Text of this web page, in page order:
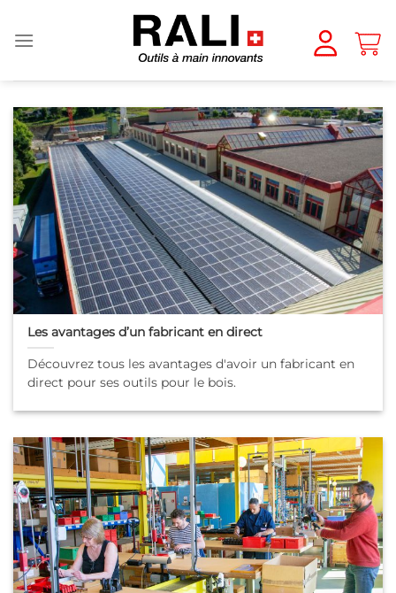
au
Les avantages d’un fabricant en direct
Découvrez tous les avantages d'avoir un fabricant en
direct pour ses outils pour le bois.